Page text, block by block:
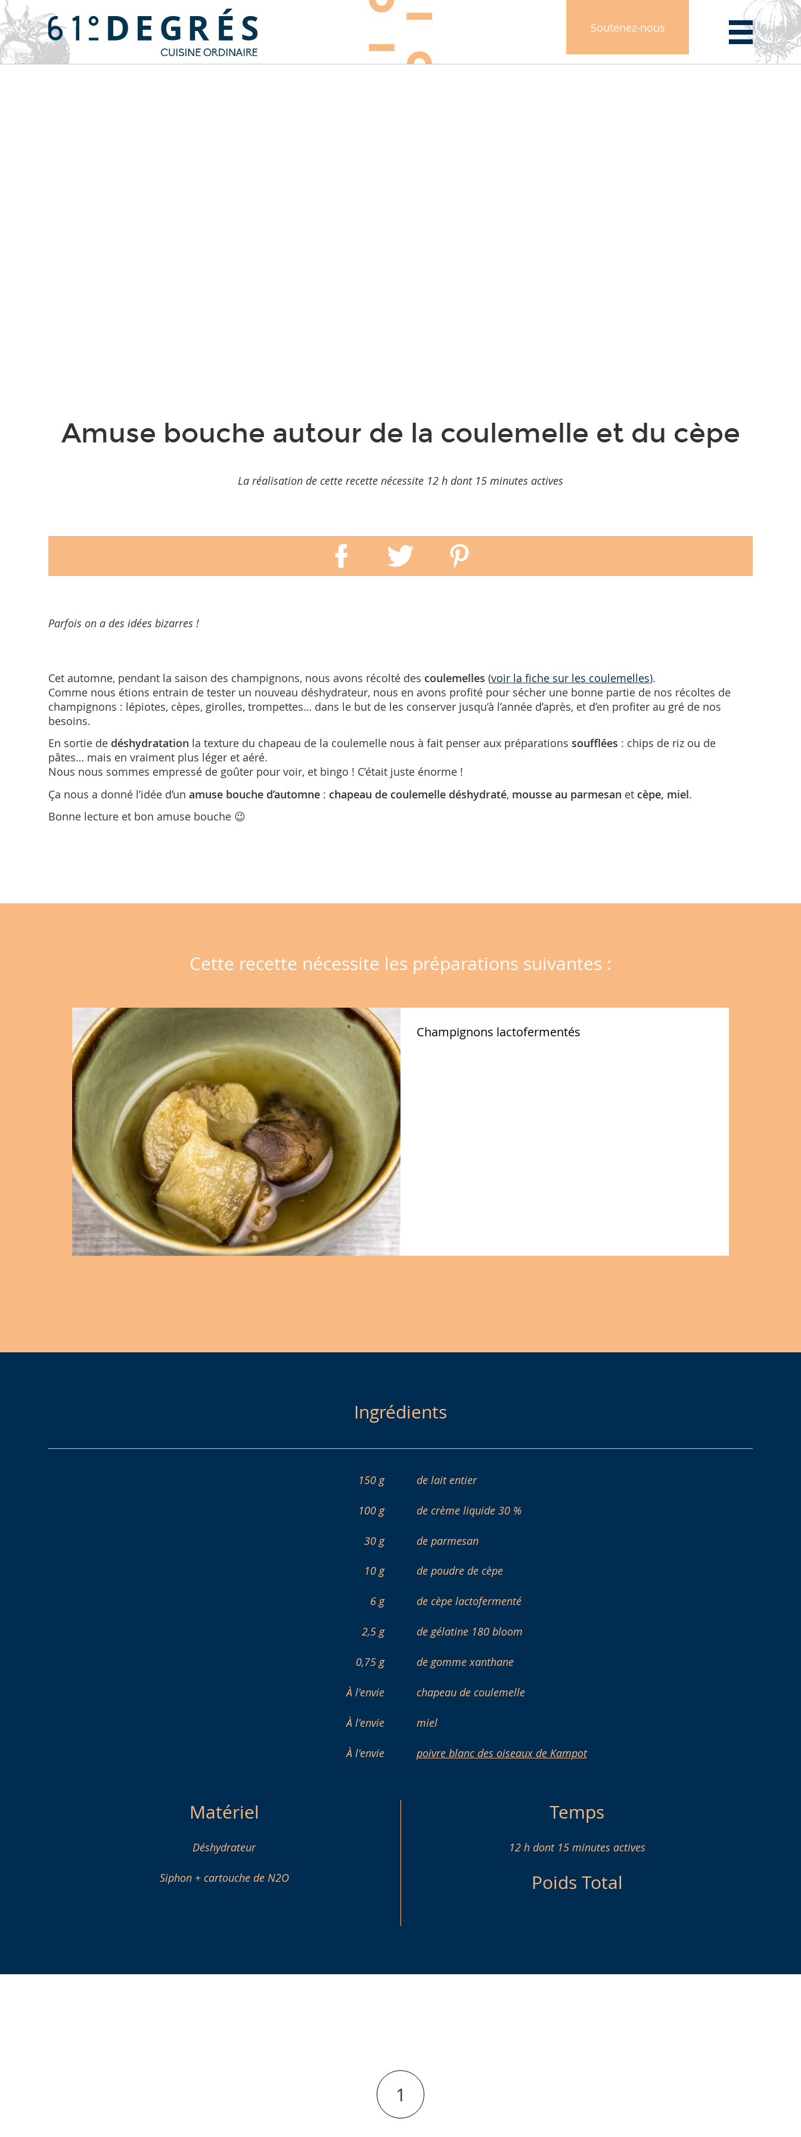
Soutenez-nous
Amuse bouche autour de la coulemelle et du cèpe
La réalisation de cette recette nécessite 12 h dont 15 minutes actives
Parfois on a des idées bizarres !
Cet automne, pendant la saison des champignons, nous avons récolté des coulemelles (voir la fiche sur les coulemelles).
Comme nous étions entrain de tester un nouveau déshydrateur, nous en avons profité pour sécher une bonne partie de nos récoltes de
champignons : lépiotes, cèpes, girolles, trompettes… dans le but de les conserver jusqu’à l’année d’après, et d’en profiter au gré de nos
besoins.
En sortie de déshydratation la texture du chapeau de la coulemelle nous à fait penser aux préparations soufflées : chips de riz ou de
pâtes… mais en vraiment plus léger et aéré.
Nous nous sommes empressé de goûter pour voir, et bingo ! C’était juste énorme !
Ça nous a donné l’idée d’un amuse bouche d’automne: chapeau de coulemelle déshydraté, mousse au parmesan et cèpe, miel.
Bonne lecture et bon amuse bouche 😉
Cette recette nécessite les préparations suivantes :
Champignons lactofermentés
Ingrédients
150 g de lait entier
100 g de crème liquide 30 %
30 g de parmesan
10 g de poudre de cèpe
6 g de cèpe lactofermenté
2,5 g de gélatine 180 bloom
0,75 g de gomme xanthane
À l'envie chapeau de coulemelle
À l'envie miel
À l'envie poivre blanc des oiseaux de Kampot
Matériel
Déshydrateur
Siphon + cartouche de N2O
Temps
12 h dont 15 minutes actives
Poids Total
1